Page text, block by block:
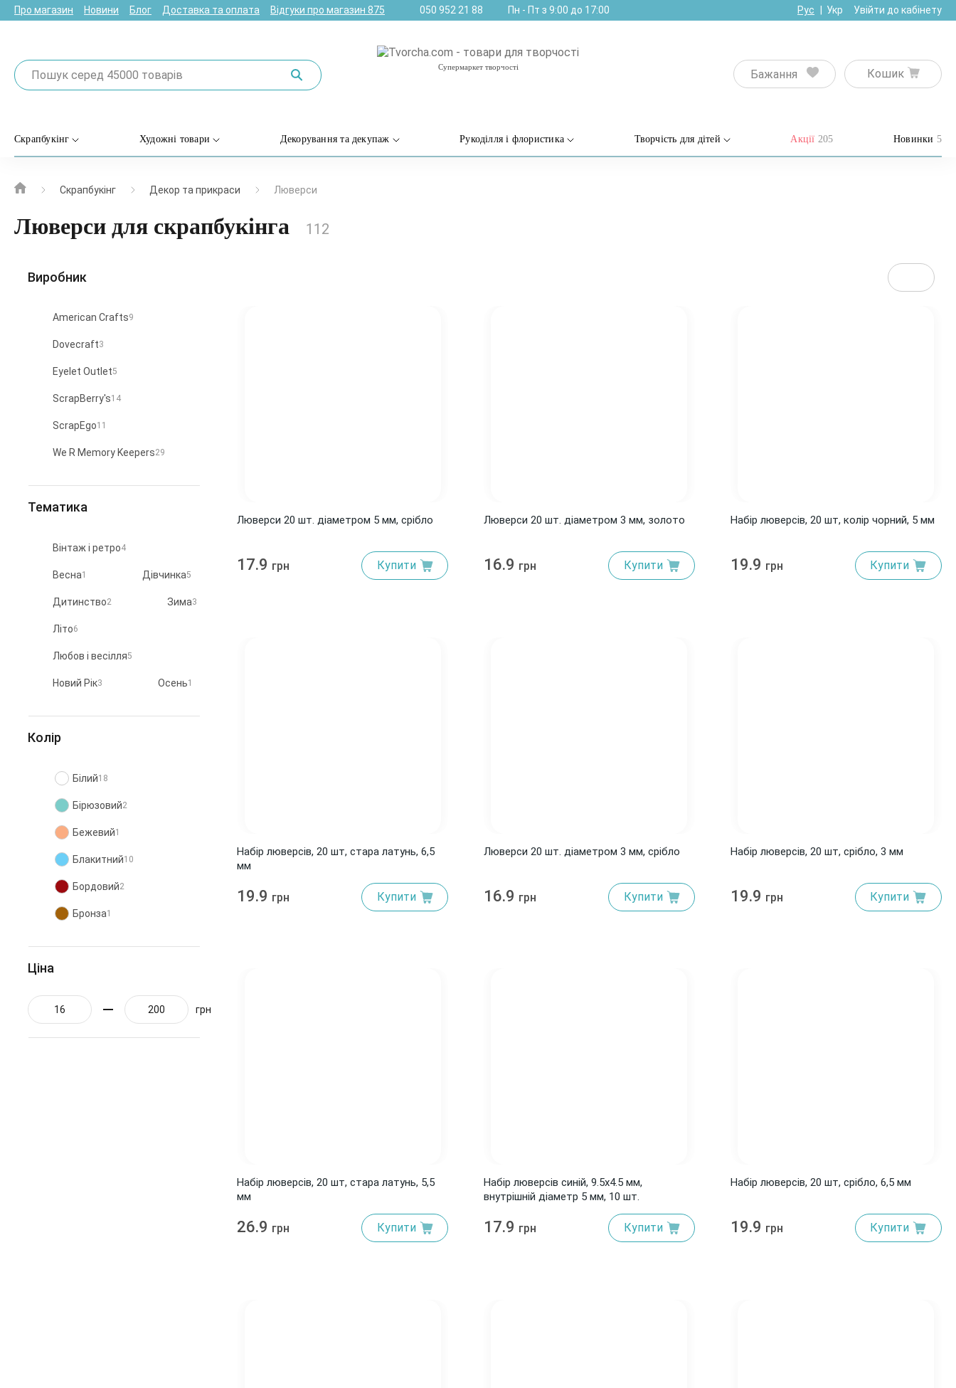
Про магазин Новини Блог Доставка та оплата Відгуки про магазин 875 050 952 21 88 Пн - Пт з 9:00 до 17:00 Рус Укр Увійти до кабінету
Супермаркет творчості
Бажання Кошик
Скрапбукінг Художні товари Декорування та декупаж Рукоділля і флористика Творчість для дітей Акції 205 Новинки 5
Скрапбукінг Декор та прикраси Люверси
Люверси для скрапбукінга 112
Виробник
American Crafts9
Dovecraft3
Eyelet Outlet5
ScrapBerry's14
ScrapEgo11
We R Memory Keepers29
Тематика
Вінтаж і ретро4
Весна1 Дівчинка5
Дитинство2 Зима3
Літо6
Любов і весілля5
Новий Рік3 Осень1
Універсальні
Колір
Білий18
Бірюзовий2
Бежевий1
Блакитний10
Бордовий2
Бронза1
Зелений
Золото
Ціна
грн
Люверси 20 шт. діаметром 5 мм, срібло
17.9 грн Купити
Люверси 20 шт. діаметром 3 мм, золото
16.9 грн Купити
Набір люверсів, 20 шт, колір чорний, 5 мм
19.9 грн Купити
Набір люверсів, 20 шт, стара латунь, 6,5
мм
19.9 грн Купити
Люверси 20 шт. діаметром 3 мм, срібло
16.9 грн Купити
Набір люверсів, 20 шт, срібло, 3 мм
19.9 грн Купити
Набір люверсів, 20 шт, стара латунь, 5,5
мм
26.9 грн Купити
Набір люверсів синій, 9.5x4.5 мм,
внутрішній діаметр 5 мм, 10 шт.
17.9 грн Купити
Набір люверсів, 20 шт, срібло, 6,5 мм
19.9 грн Купити